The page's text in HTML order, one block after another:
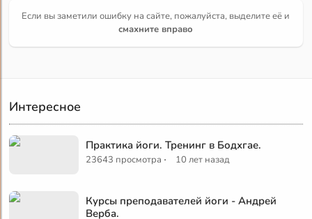
Если вы заметили ошибку на сайте, пожалуйста, выделите её и
смахните вправо
Интересное
Практика йоги. Тренинг в Бодхгае.
23643 просмотра · 10 лет назад
Курсы преподавателей йоги - Андрей
Верба.